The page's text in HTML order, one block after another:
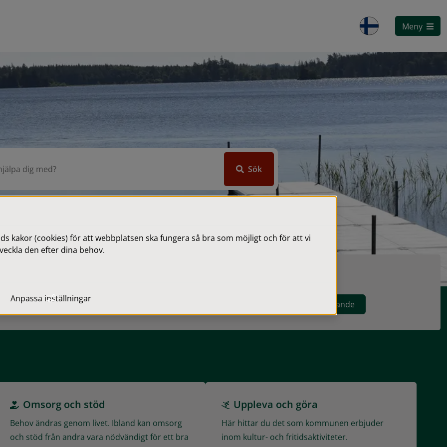
Meny
Sök
och barnomsorg Företagande
Omsorg och stöd
Behov ändras genom livet. Ibland kan omsorg
och stöd från andra vara nödvändigt för ett bra
Uppleva och göra
Här hittar du det som kommunen erbjuder
inom kultur- och fritidsaktiviteter.
kakor (cookies) för att webbplatsen ska fungera så bra som möjligt och för att vi
den efter dina behov.
Anpassa inställningar